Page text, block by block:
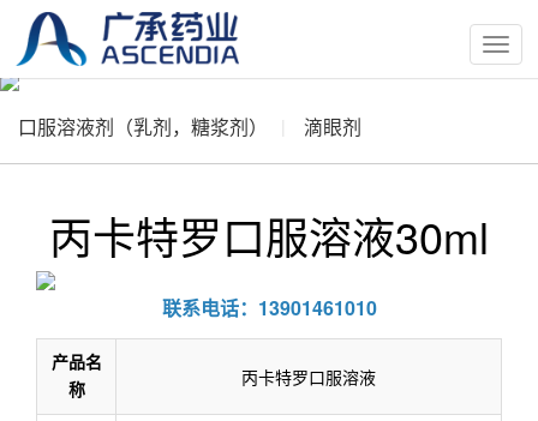
按
钮
口服溶液剂（乳剂，糖浆剂） 滴眼剂
丙卡特罗口服溶液30ml
联系电话：13901461010
产品名
称
丙卡特罗口服溶液